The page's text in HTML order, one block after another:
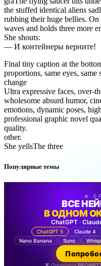
the stuffed identical aliens
rubbing their huge bellies.
waves and holds three more
She shouts:
— И контейнеры верните!
Final tiny caption at the
proportions, same eyes,
change
Ultra expressive faces, over-
wholesome absurd humor,
emotions, dynamic poses,
professional graphic novel
quality.
other.
She yellsThe three
Популярные темы
🔥
ВСЕ
В ОДНОМ
ChatGPT ·
ChatGPT 5 Claude 4
Nano Banana
Suno